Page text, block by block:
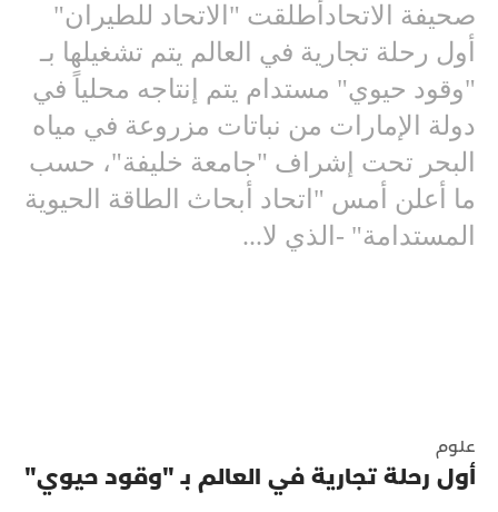
صحيفة الاتحادأطلقت "الاتحاد للطيران"
أول رحلة تجارية في العالم يتم تشغيلها بـ
"وقود حيوي" مستدام يتم إنتاجه محلياً في
دولة الإمارات من نباتات مزروعة في مياه
البحر تحت إشراف "جامعة خليفة"، حسب
ما أعلن أمس "اتحاد أبحاث الطاقة الحيوية
المستدامة" -الذي لا...
علوم
أول رحلة تجارية في العالم بـ "وقود حيوي"